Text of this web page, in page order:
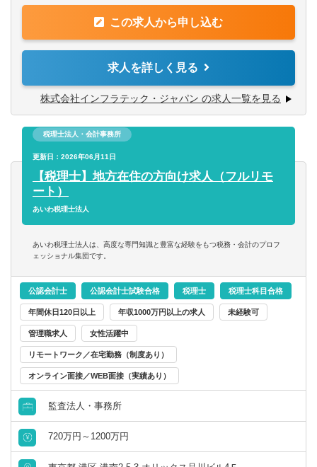
・売り手企業の経営者など、関係者と対話できるコミュニ
ケーション力
・手を動かせる（プレーヤー型）
・高等専門学校と同等水準以上の学歴（中退も可）
【歓迎要件】
・中小企業のM&A・PMI経験
・建設業界への理解
・財務・経営管理の実務経験
⇒「財務・経営管理ポジション」を兼務できる方は特に歓
迎
【求める人物像】
・当社の理念・価値観への共感
・仲間との協調・連携
・成長し続けるための自己変革
■ソーシング（案件発掘）、ターゲット企業のリストアッ
■直接アプローチ（ダイレクトソーシング）および業界内キ
ーパーソンとの接点づくり
■初期評価（一次スクリーニング）として財務分析（PL・
仮説構築、リスクの洗い出しを実施
■デューデリジェンス対応として、財務DD（修正EBITDA算
定、キャッシュフロー分析、潜在債務確認等）、ビジネス
DD（顧客構成分析、競争優位性評価等）、組織・人材
DD（従業員の構成・経験・スキル分析等）、法務DD（弁
ム検討（株式譲渡／事業譲渡／SPC）、LOI作成、価格交
■クロージング業務では、最終契約締結、資金実行調整、関
係者説明、クロージング手続き管理を行う
■PMI（買収後統合）に関しては、財務・経営管理の担当
者、及び業務支援の担当者と連携して事業・業務の統合を
推進
【働く環境】
少数精鋭で創業期の同社。「インフラメンテナンス産業を
従業員が存分にスキルを発揮できる、働きやすい環境づく
この求人から申し込む
求人を詳しく見る
株式会社インフラテック・ジャパン の求人一覧を見る
税理士法人・会計事務所
更新日：2026年06月11日
【税理士】地方在住の方向け求人（フルリモ
ート）
あいわ税理士法人
あいわ税理士法人は、高度な専門知識と豊富な経験をもつ税務・会計のプロフ
ェッショナル集団です。
公認会計士 公認会計士試験合格 税理士 税理士科目合格
年間休日120日以上 年収1000万円以上の求人 未経験可
管理職求人 女性活躍中
リモートワーク／在宅勤務（制度あり）
オンライン面接／WEB面接（実績あり）
監査法人・事務所
720万円～1200万円
日商簿記検定1級
日商簿記検定2級
日商簿記検定3級
事業会社
金融機関
岩手県 宮城県
秋田県
福島県
茨城県 栃木県
コンサルタント／監査法人／士業関連
すべて選択する
戦略・業務・会計コンサルタント
経営・戦略コンサルタント
財務・会計・税務コンサルタント
人事・組織コンサルタント